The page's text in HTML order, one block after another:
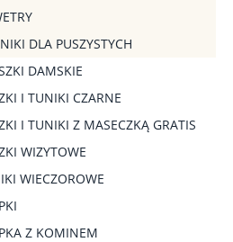
DLA PUSZYSTYCH
DAMSKIE
I TUNIKI CZARNE
I TUNIKI Z MASECZKĄ GRATIS
WIZYTOWE
WIECZOROWE
Z KOMINEM